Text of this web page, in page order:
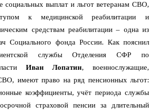
социальных выплат и льгот ветеранам СВО,
к медицинской реабилитации и
средствам реабилитации – одна из
Социального фонда России. Как пояснил
службы Отделения СФР по
Иван Лопатин, военнослужащие,
имеют право на ряд пенсионных льгот:
коэффициенты, учёт периода службы
страховой пенсии за длительный